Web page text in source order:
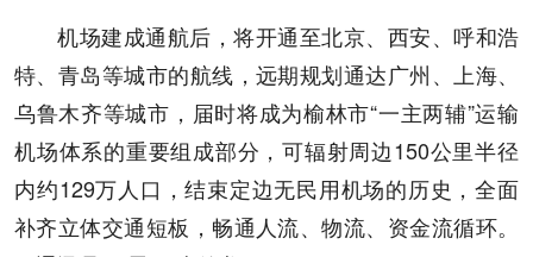
机场建成通航后，将开通至北京、西安、呼和浩
特、青岛等城市的航线，远期规划通达广州、上海、
乌鲁木齐等城市，届时将成为榆林市“一主两辅”运输
机场体系的重要组成部分，可辐射周边150公里半径
内约129万人口，结束定边无民用机场的历史，全面
补齐立体交通短板，畅通人流、物流、资金流循环。